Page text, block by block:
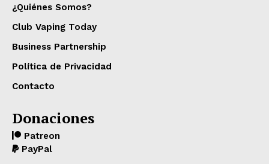
¿Quiénes Somos?
Club Vaping Today
Business Partnership
Política de Privacidad
Contacto
Donaciones
Patreon
PayPal